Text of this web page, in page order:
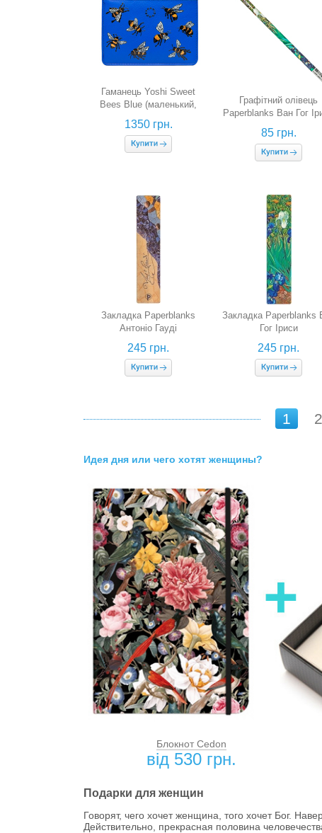
Гаманець Yoshi Sweet
Bees Blue (маленький,
синій)
1350 грн.
Графітний олівець
Paperblanks Ван Гог
85 грн.
Закладка Paperblanks
Антоніо Гауді
Манускрипти
245 грн.
Закладка Paperblanks
Гог Іриси
245 грн.
1 2
Идея дня или чего хотят женщины?
Блокнот Cedon
вiд 530 грн.
Подарки для женщин
Говорят, чего хочет женщина, того хочет Бог.
Действительно, прекрасная половина